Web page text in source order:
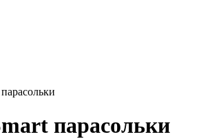
парасольки